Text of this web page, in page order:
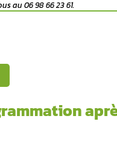
vanne EGR? Cette
souvent des
fonctionnement
précis ?